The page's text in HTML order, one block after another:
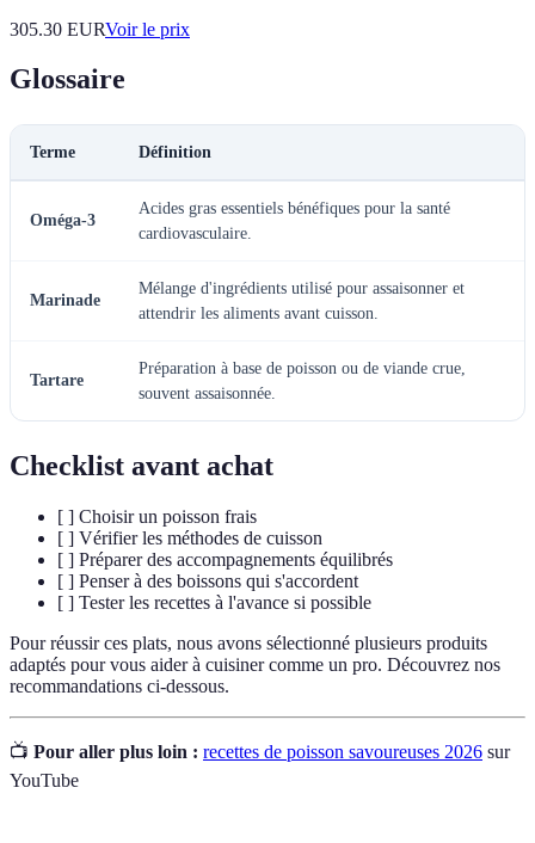
305.30 EURVoir le prix
Glossaire
Terme Définition
Oméga-3
Acides gras essentiels bénéfiques pour la santé
cardiovasculaire.
Marinade
Mélange d'ingrédients utilisé pour assaisonner et
attendrir les aliments avant cuisson.
Tartare
Préparation à base de poisson ou de viande crue,
souvent assaisonnée.
Checklist avant achat
[ ] Choisir un poisson frais
[ ] Vérifier les méthodes de cuisson
[ ] Préparer des accompagnements équilibrés
[ ] Penser à des boissons qui s'accordent
[ ] Tester les recettes à l'avance si possible
Pour réussir ces plats, nous avons sélectionné plusieurs produits
adaptés pour vous aider à cuisiner comme un pro. Découvrez nos
recommandations ci-dessous.
📺 Pour aller plus loin : recettes de poisson savoureuses 2026 sur
YouTube